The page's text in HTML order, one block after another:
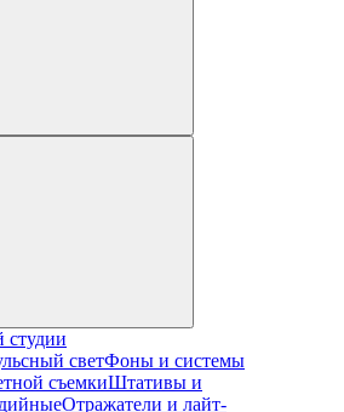
студии
светФоны и системы
съемкиШтативы и
Отражатели и лайт-